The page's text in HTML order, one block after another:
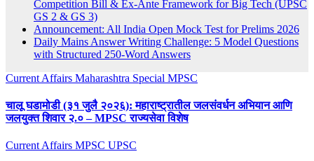
Competition Bill & Ex-Ante Framework for Big Tech (UPSC
GS 2 & GS 3)
Announcement: All India Open Mock Test for Prelims 2026
Daily Mains Answer Writing Challenge: 5 Model Questions
with Structured 250-Word Answers
Current Affairs Maharashtra Special MPSC
चालू घडामोडी (३१ जुलै २०२६): महाराष्ट्रातील जलसंवर्धन अभियान आणि
जलयुक्त शिवार २.० – MPSC राज्यसेवा विशेष
Current Affairs MPSC UPSC